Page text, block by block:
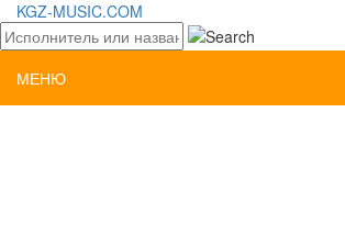
KGZ-MUSIC.COM
МЕНЮ